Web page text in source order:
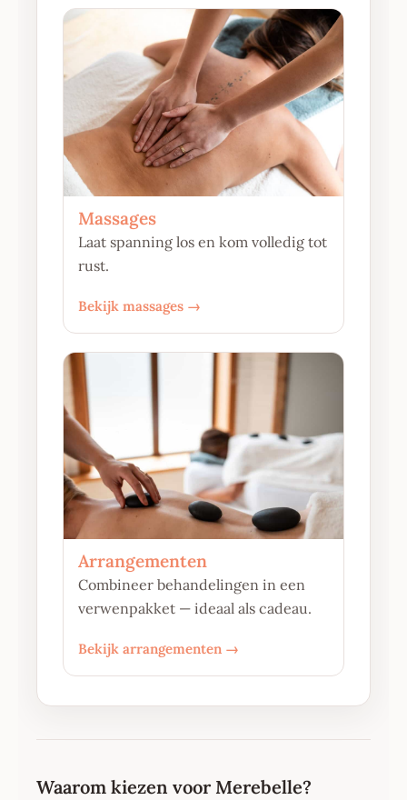
Massages
Laat spanning los en kom volledig tot
rust.
Bekijk massages →
Arrangementen
Combineer behandelingen in een
verwenpakket — ideaal als cadeau.
Bekijk arrangementen →
Waarom kiezen voor Merebelle?